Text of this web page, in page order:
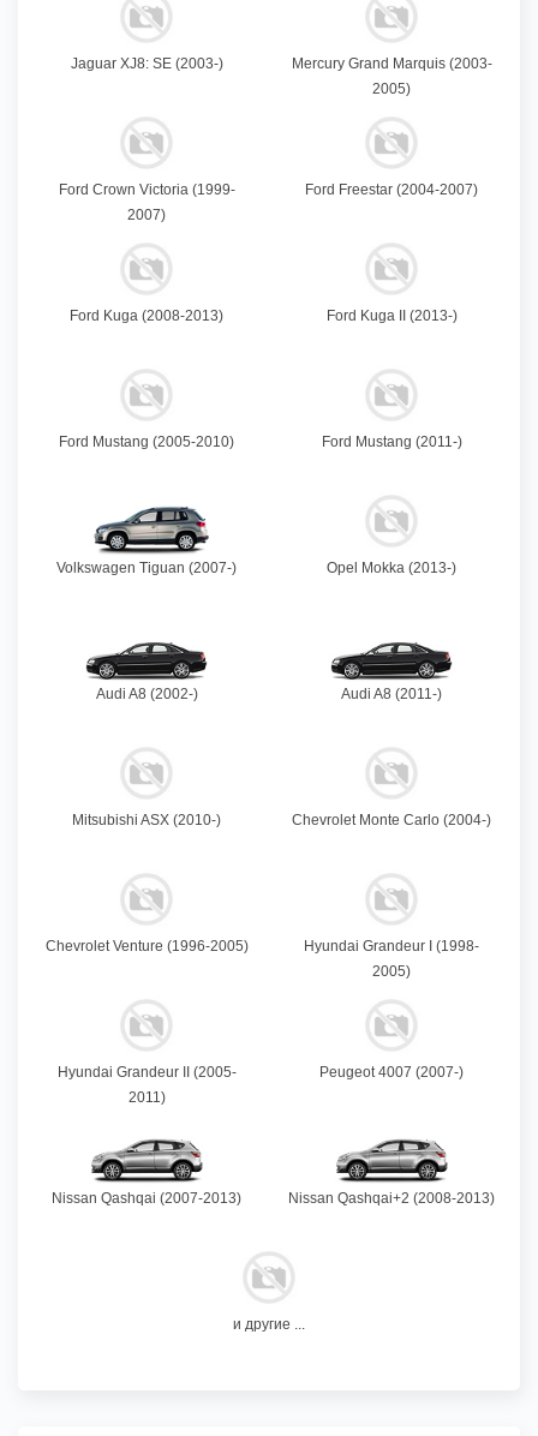
Jaguar XJ8: SE (2003-)
Mercury Grand Marquis (2003-
2005)
Ford Crown Victoria (1999-
2007)
Ford Freestar (2004-2007)
Ford Kuga (2008-2013) Ford Kuga II (2013-)
Ford Mustang (2005-2010) Ford Mustang (2011-)
Volkswagen Tiguan (2007-) Opel Mokka (2013-)
Audi A8 (2002-) Audi A8 (2011-)
Mitsubishi ASX (2010-) Chevrolet Monte Carlo (2004-)
Chevrolet Venture (1996-2005)
Hyundai Grandeur I (1998-
2005)
Hyundai Grandeur II (2005-
2011)
Peugeot 4007 (2007-)
Nissan Qashqai (2007-2013) Nissan Qashqai+2 (2008-2013)
и другие ...